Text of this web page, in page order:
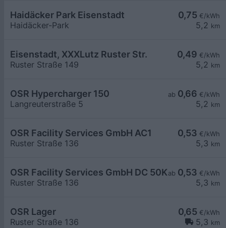
0,75 €/kWh
5,2 km
Haidäcker Park Eisenstadt
Haidäcker-Park
0,49 €/kWh
5,2 km
Eisenstadt, XXXLutz Ruster Str.
Ruster Straße 149
ab 0,66 €/kWh
5,2 km
OSR Hypercharger 150
Langreuterstraße 5
0,53 €/kWh
5,3 km
OSR Facility Services GmbH AC1
Ruster Straße 136
ab 0,53 €/kWh
5,3 km
OSR Facility Services GmbH DC 50KW
Ruster Straße 136
0,65 €/kWh
5,3 km
OSR Lager
Ruster Straße 136